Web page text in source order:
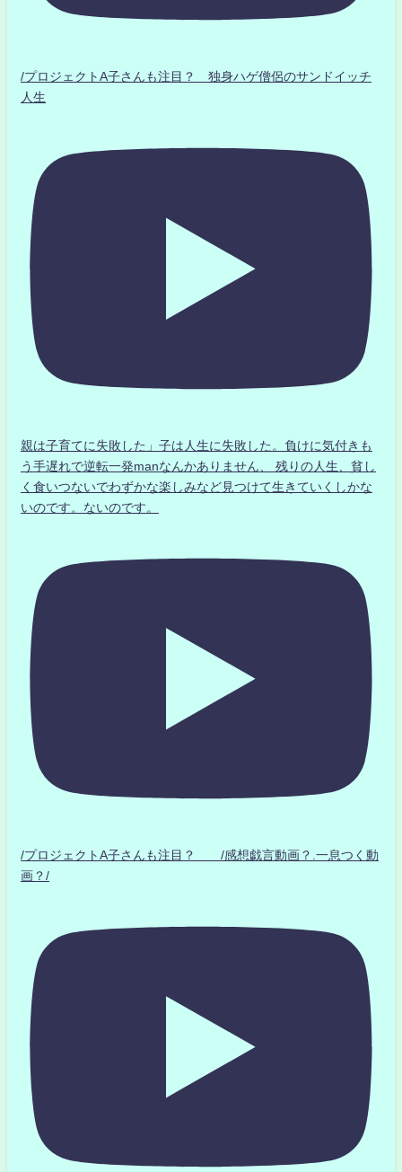
/プロジェクトA子さんも注目？ 独身ハゲ僧侶のサンドイッチ
人生
親は子育てに失敗した」子は人生に失敗した。負けに気付きも
う手遅れで逆転一発manなんかありません、 残りの人生、貧し
く食いつないでわずかな楽しみなど見つけて生きていくしかな
いのです。ないのです。
/プロジェクトA子さんも注目？ /感想戯言動画？.一息つく動
画？/